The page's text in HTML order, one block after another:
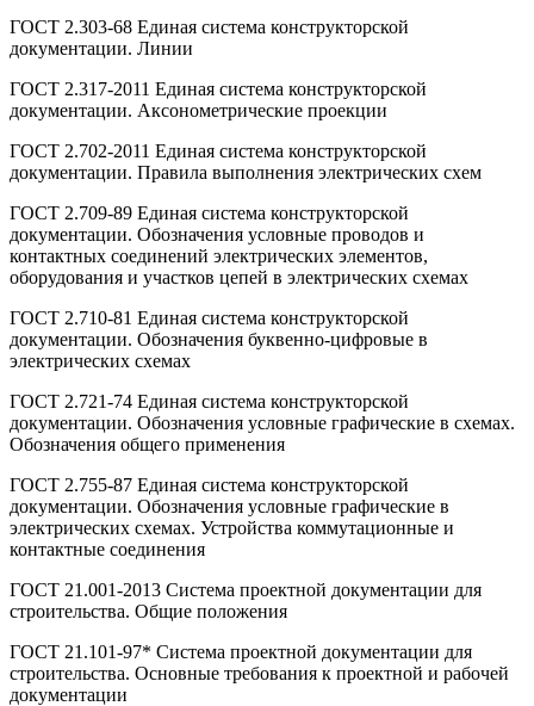
ГОСТ 2.303-68 Единая система конструкторской
документации. Линии
ГОСТ 2.317-2011 Единая система конструкторской
документации. Аксонометрические проекции
ГОСТ 2.702-2011 Единая система конструкторской
документации. Правила выполнения электрических схем
ГОСТ 2.709-89 Единая система конструкторской
документации. Обозначения условные проводов и
контактных соединений электрических элементов,
оборудования и участков цепей в электрических схемах
ГОСТ 2.710-81 Единая система конструкторской
документации. Обозначения буквенно-цифровые в
электрических схемах
ГОСТ 2.721-74 Единая система конструкторской
документации. Обозначения условные графические в схемах.
Обозначения общего применения
ГОСТ 2.755-87 Единая система конструкторской
документации. Обозначения условные графические в
электрических схемах. Устройства коммутационные и
контактные соединения
ГОСТ 21.001-2013 Система проектной документации для
строительства. Общие положения
ГОСТ 21.101-97* Система проектной документации для
строительства. Основные требования к проектной и рабочей
документации